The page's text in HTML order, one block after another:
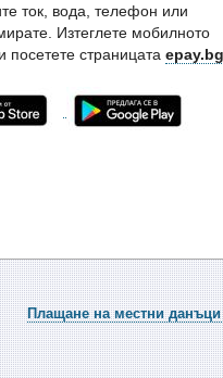
ток, вода, телефон или
Изтеглете мобилното
посетете страницата
Плащане на местни данъци